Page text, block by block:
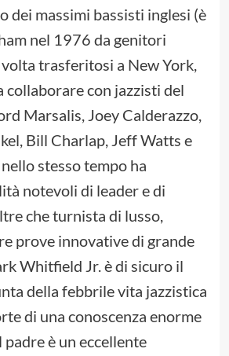
dei massimi bassisti inglesi (è
nel 1976 da genitori
trasferitosi a New York,
collaborare con jazzisti del
Marsalis, Joey Calderazzo,
Bill Charlap, Jeff Watts e
stesso tempo ha
notevoli di leader e di
che turnista di lusso,
prove innovative di grande
Whitfield Jr. è di sicuro il
della febbrile vita jazzistica
di una conoscenza enorme
è un eccellente